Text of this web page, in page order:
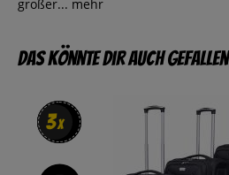
großer... mehr
Das könnte dir auch gefallen
3x
3x